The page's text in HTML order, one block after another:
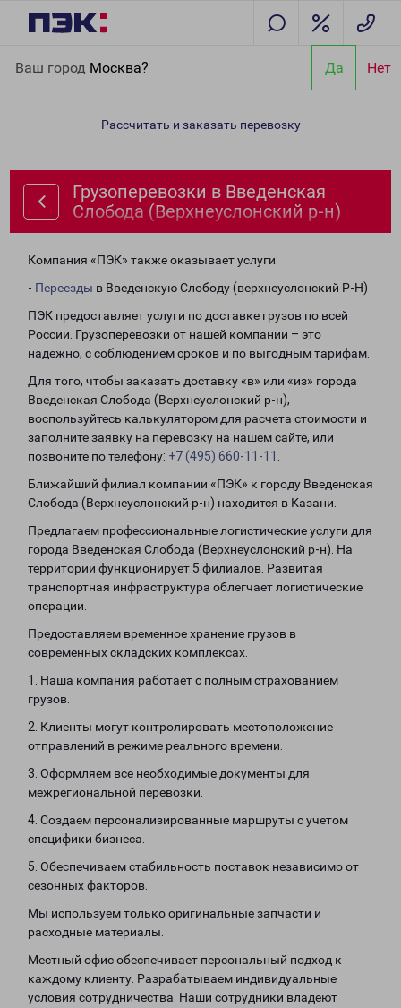
Ваш город Москва? Да Нет
(Верхнеуслонский р-н)
Рассчитать и заказать перевозку
Грузоперевозки в Введенская
Слобода (Верхнеуслонский р-н)
Компания «ПЭК» также оказывает услуги:
- Переезды в Введенскую Слободу (верхнеуслонский Р-Н)
ПЭК предоставляет услуги по доставке грузов по всей
России. Грузоперевозки от нашей компании – это
надежно, с соблюдением сроков и по выгодным тарифам.
Для того, чтобы заказать доставку «в» или «из» города
Введенская Слобода (Верхнеуслонский р-н),
воспользуйтесь калькулятором для расчета стоимости и
заполните заявку на перевозку на нашем сайте, или
позвоните по телефону: +7 (495) 660-11-11
Ближайший филиал компании «ПЭК» к городу Введенская
Слобода (Верхнеуслонский р-н) находится в Казани.
Предлагаем профессиональные логистические услуги для
города Введенская Слобода (Верхнеуслонский р-н). На
территории функционирует 5 филиалов. Развитая
транспортная инфраструктура облегчает логистические
операции.
Предоставляем временное хранение грузов в
современных складских комплексах.
1. Наша компания работает с полным страхованием
грузов.
2. Клиенты могут контролировать местоположение
отправлений в режиме реального времени.
3. Оформляем все необходимые документы для
межрегиональной перевозки.
4. Создаем персонализированные маршруты с учетом
специфики бизнеса.
5. Обеспечиваем стабильность поставок независимо от
сезонных факторов.
Мы используем только оригинальные запчасти и
расходные материалы.
Местный офис обеспечивает персональный подход к
каждому клиенту. Разрабатываем индивидуальные
условия сотрудничества. Наши сотрудники владеют